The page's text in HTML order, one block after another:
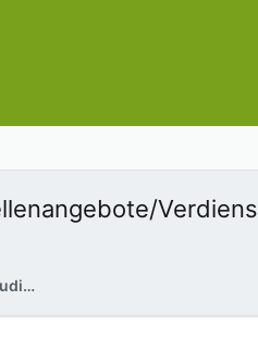
Pflegestudium: Voraussetzungen, Studieninhalte, Studienorte